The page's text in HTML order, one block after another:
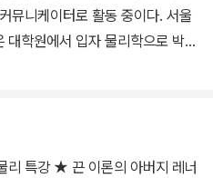
뮤니케이터로 활동 중이다. 서울
학원에서 입자 물리학으로 박사
로서 과학을 어떻게 가르쳐야 할
출발점으로서 대학생들이 꼭 읽
아버지 레너